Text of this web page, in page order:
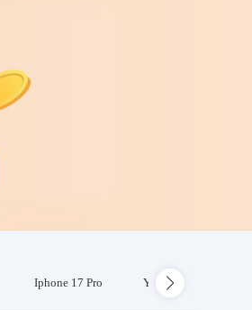
Iphone 17 Pro Yubikey